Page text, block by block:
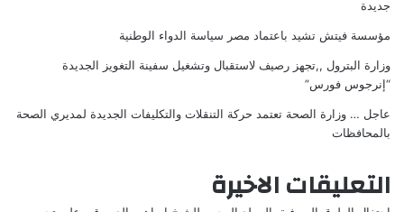
جديدة
مؤسسة فيتش تشيد باعتماد مصر سياسة الدواء الوطنية
وزارة البترول ,,تجهز رصيف لاستقبال وتشغيل سفينة التغويز الجديدة
“إنرجوس فورس”
عاجل … وزارة الصحة تعتمد حركة التنقلات والتكليفات الجديدة لمديري الصحة
بالمحافظات
التعليقات الاخيرة